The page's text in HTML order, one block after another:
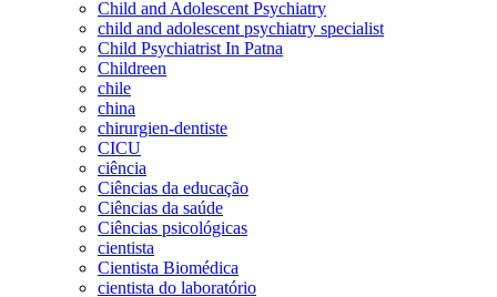
Child and Adolescent Psychiatry
child and adolescent psychiatry specialist
Child Psychiatrist In Patna
Childreen
chile
china
chirurgien-dentiste
CICU
ciência
Ciências da educação
Ciências da saúde
Ciências psicológicas
cientista
Cientista Biomédica
cientista do laboratório